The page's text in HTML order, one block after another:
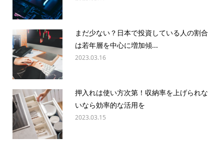
まだ少ない？日本で投資している人の割合
は若年層を中心に増加傾...
2023.03.16
押入れは使い方次第！収納率を上げられな
いなら効率的な活用を
2023.03.15